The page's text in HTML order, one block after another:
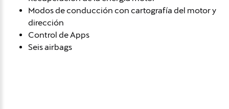
Modos de conducción con cartografía del motor y
dirección
Control de Apps
Seis airbags